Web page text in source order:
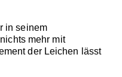
in seinem
mehr mit
der Leichen lässt